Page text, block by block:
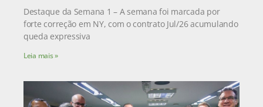
Destaque da Semana 1 – A semana foi marcada por
forte correção em NY, com o contrato Jul/26 acumulando
queda expressiva
Leia mais »